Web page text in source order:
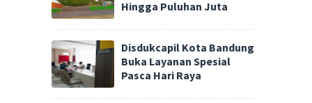
Hingga Puluhan Juta
Disdukcapil Kota Bandung
Buka Layanan Spesial
Pasca Hari Raya